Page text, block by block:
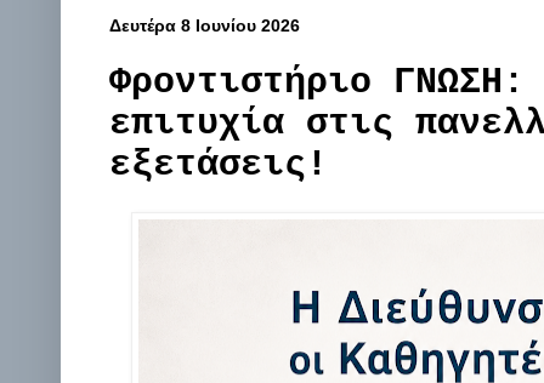
Δευτέρα 8 Ιουνίου 2026
Φροντιστήριο ΓΝΩΣΗ:
επιτυχία στις
εξετάσεις!